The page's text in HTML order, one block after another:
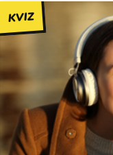
KVIZ